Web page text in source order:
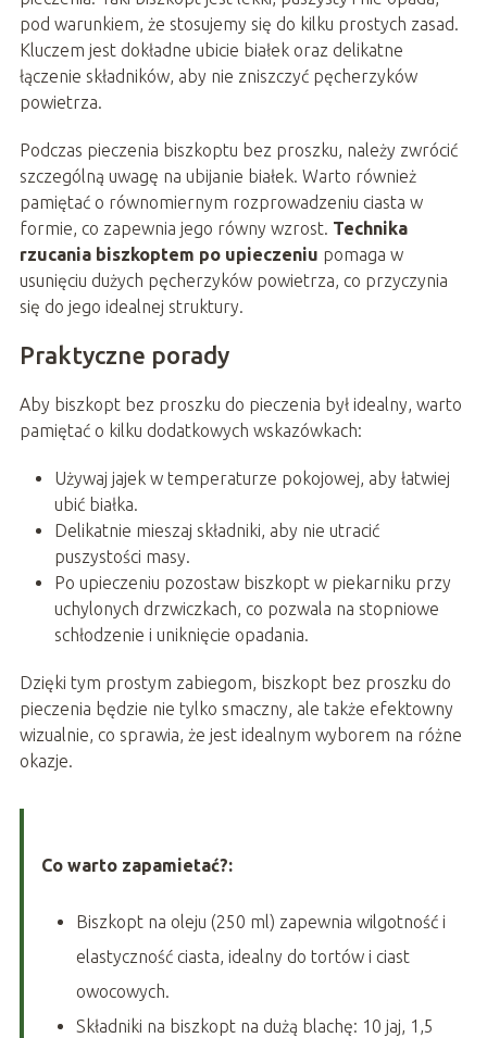
pod warunkiem, że stosujemy się do kilku prostych zasad.
Kluczem jest dokładne ubicie białek oraz delikatne
łączenie składników, aby nie zniszczyć pęcherzyków
powietrza.
Podczas pieczenia biszkoptu bez proszku, należy zwrócić
szczególną uwagę na ubijanie białek. Warto również
pamiętać o równomiernym rozprowadzeniu ciasta w
formie, co zapewnia jego równy wzrost. Technika
rzucania biszkoptem po upieczeniu pomaga w
usunięciu dużych pęcherzyków powietrza, co przyczynia
się do jego idealnej struktury.
Praktyczne porady
Aby biszkopt bez proszku do pieczenia był idealny, warto
pamiętać o kilku dodatkowych wskazówkach:
Używaj jajek w temperaturze pokojowej, aby łatwiej
ubić białka.
Delikatnie mieszaj składniki, aby nie utracić
puszystości masy.
Po upieczeniu pozostaw biszkopt w piekarniku przy
uchylonych drzwiczkach, co pozwala na stopniowe
schłodzenie i uniknięcie opadania.
Dzięki tym prostym zabiegom, biszkopt bez proszku do
pieczenia będzie nie tylko smaczny, ale także efektowny
wizualnie, co sprawia, że jest idealnym wyborem na różne
okazje.
Co warto zapamietać?:
Biszkopt na oleju (250 ml) zapewnia wilgotność i
elastyczność ciasta, idealny do tortów i ciast
owocowych.
Składniki na biszkopt na dużą blachę: 10 jaj, 1,5